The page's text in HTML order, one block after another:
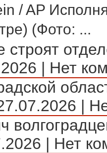
/ AP
(Фото: ...
строят
| Нет
|
| Нет